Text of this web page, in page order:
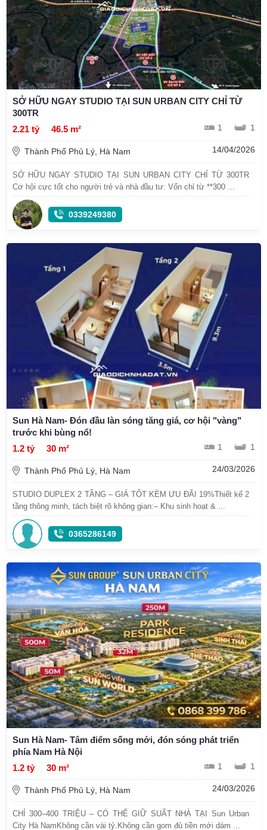
SỞ HỮU NGAY STUDIO TẠI SUN URBAN CITY CHỈ TỪ
300TR
2.21 tỷ
46.5 m² 1 1
Thành Phố Phủ Lý, Hà Nam 14/04/2026
SỞ HỮU NGAY STUDIO TẠI SUN URBAN CITY CHỈ TỪ 300TR
Cơ hội cực tốt cho người trẻ và nhà đầu tư: Vốn chỉ từ **300 ...
0339249380
Sun Hà Nam- Đón đầu làn sóng tăng giá, cơ hội "vàng"
trước khi bùng nổ!
1.2 tỷ
30 m² 1 1
Thành Phố Phủ Lý, Hà Nam 24/03/2026
STUDIO DUPLEX 2 TẦNG – GIÁ TỐT KÈM ƯU ĐÃI 19%Thiết kế 2
tầng thông minh, tách biệt rõ không gian:– Khu sinh hoạt & ...
0365286149
Sun Hà Nam- Tâm điểm sống mới, đón sóng phát triển
phía Nam Hà Nội
1.2 tỷ
30 m² 1 1
Thành Phố Phủ Lý, Hà Nam 24/03/2026
CHỈ 300–400 TRIỆU – CÓ THỂ GIỮ SUẤT NHÀ TẠI Sun Urban
City Hà NamKhông cần vài tỷ.Không cần gom đủ tiền mới dám ...